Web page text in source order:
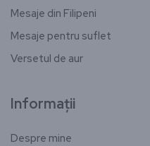
Mesaje din Filipeni
Mesaje pentru suflet
Versetul de aur
Informații
Despre mine